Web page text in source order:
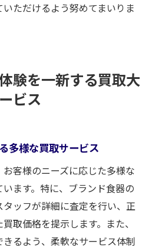
ただけるよう努めてまいりま
験を一新する買取大
ビス
多様な買取サービス
客様のニーズに応じた多様な
ます。特に、ブランド食器の
ッフが詳細に査定を行い、正
取価格を提示します。また、
るよう、柔軟なサービス体制